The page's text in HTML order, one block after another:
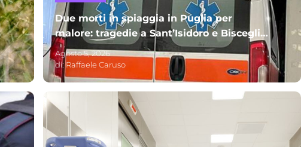
Due morti in spiaggia in Puglia per
malore: tragedie a Sant’Isidoro e Bisceglie.
A perdere la vita due uomini
Agosto 5, 2026
di:Raffaele Caruso